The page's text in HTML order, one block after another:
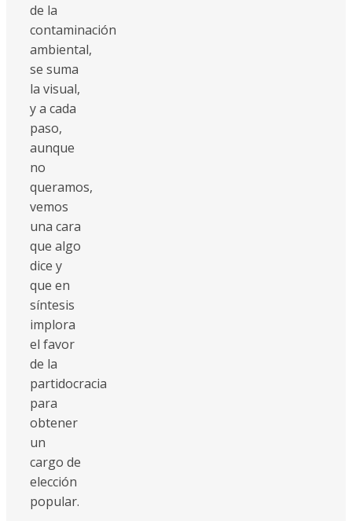
de la
contaminación
ambiental,
se suma
la visual,
y a cada
paso,
aunque
no
queramos,
vemos
una cara
que algo
dice y
que en
síntesis
implora
el favor
de la
partidocracia
para
obtener
un
cargo de
elección
popular.